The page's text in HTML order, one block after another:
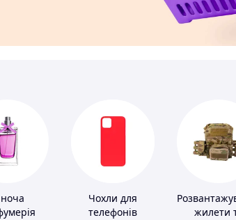
Чохли для
телефонів
жилети